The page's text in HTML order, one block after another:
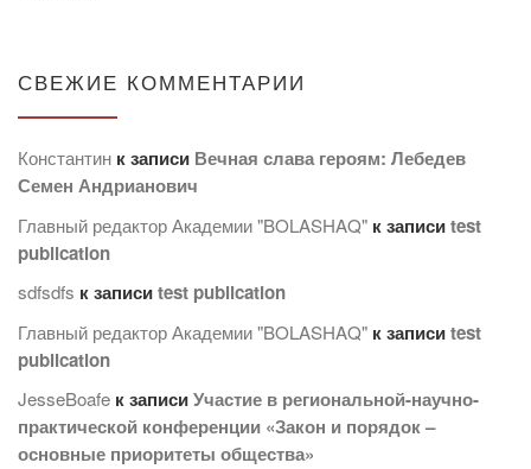
СВЕЖИЕ КОММЕНТАРИИ
Константин к записи Вечная слава героям: Лебедев
Семен Андрианович
Главный редактор Академии "BOLASHAQ" к записиtest
publication
sdfsdfs к записиtest publication
Главный редактор Академии "BOLASHAQ" к записиtest
publication
JesseBoafe к записиУчастие в региональной-научно-
практической конференции «Закон и порядок –
основные приоритеты общества»